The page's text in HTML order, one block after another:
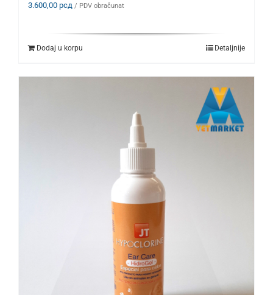
3.600,00 рсд / PDV obračunat
Dodaj u korpu Detaljnije